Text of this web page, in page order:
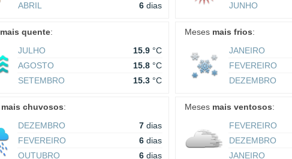
ABRIL
6 dias
JUNHO
mais quente:
JULHO
15.9 °C
AGOSTO
15.8 °C
SETEMBRO
15.3 °C
Meses mais frios:
JANEIRO
FEVEREIRO
DEZEMBRO
mais chuvosos:
DEZEMBRO
7 dias
FEVEREIRO
6 dias
OUTUBRO
6 dias
Meses mais ventosos:
FEVEREIRO
DEZEMBRO
JANEIRO